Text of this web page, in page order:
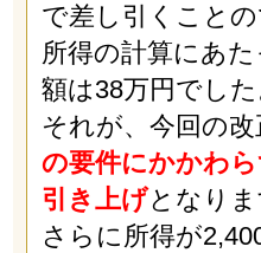
で差し引くことの
所得の計算にあ
額は38万円でした
それが、今回の改
の要件にかかわ
引き上げとなりま
さらに所得が